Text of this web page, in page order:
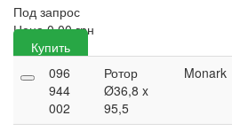
Под запрос
Цена 0,00грн
Купить
096
944
002
Ротор
Ø36,8 x
95,5
Monark